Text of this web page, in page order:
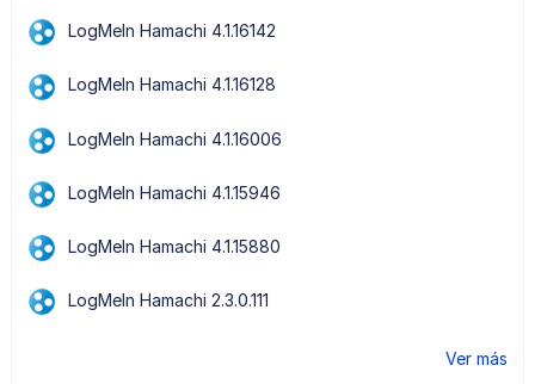
LogMeIn Hamachi 4.1.16142
LogMeIn Hamachi 4.1.16128
LogMeIn Hamachi 4.1.16006
LogMeIn Hamachi 4.1.15946
LogMeIn Hamachi 4.1.15880
LogMeIn Hamachi 2.3.0.111
Ver más